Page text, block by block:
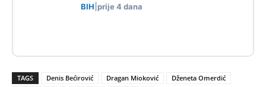
BIH prije 4 dana
TAGS Denis Bećirović Dragan Mioković
Dženeta Omerdić